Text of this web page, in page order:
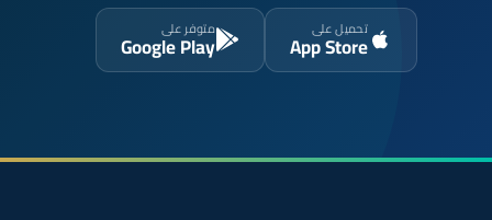
تحميل على
App Store
متوفر على
Google Play